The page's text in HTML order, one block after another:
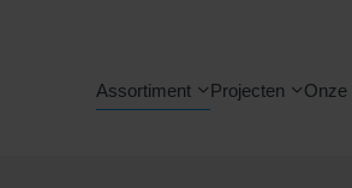
Assortiment Projecten Onze